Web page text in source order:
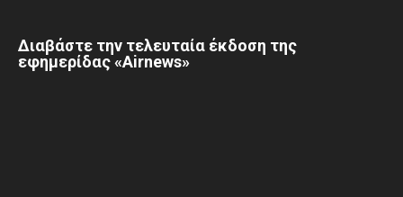
Διαβάστε την τελευταία έκδοση της
εφημερίδας «Airnews»